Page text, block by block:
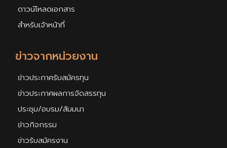
ข่าวจากหน่วยงาน
ข่าวประกาศรับสมัครทุน
ข่าวประกาศผลการจัดสรรทุน
ประชุม/อบรม/สัมมนา
ข่าวกิจกรรม
ข่าวรับสมัครงาน
ดาวน์โหลดเอกสาร
สำหรับเจ้าหน้าที่